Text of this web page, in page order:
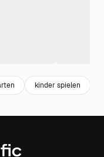
kinder spielen